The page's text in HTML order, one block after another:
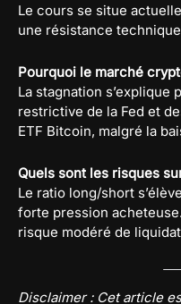
Le cours se situe
une résistance
Pourquoi le marché
La stagnation s’explique
restrictive de la Fed et
ETF Bitcoin, malgré la
Quels sont les risques
Le ratio long/short
forte pression
risque modéré de
Disclaimer : Cet article